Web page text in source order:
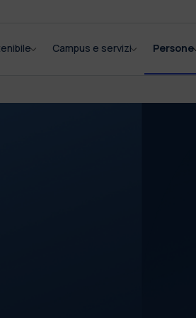
Campus e servizi Persone